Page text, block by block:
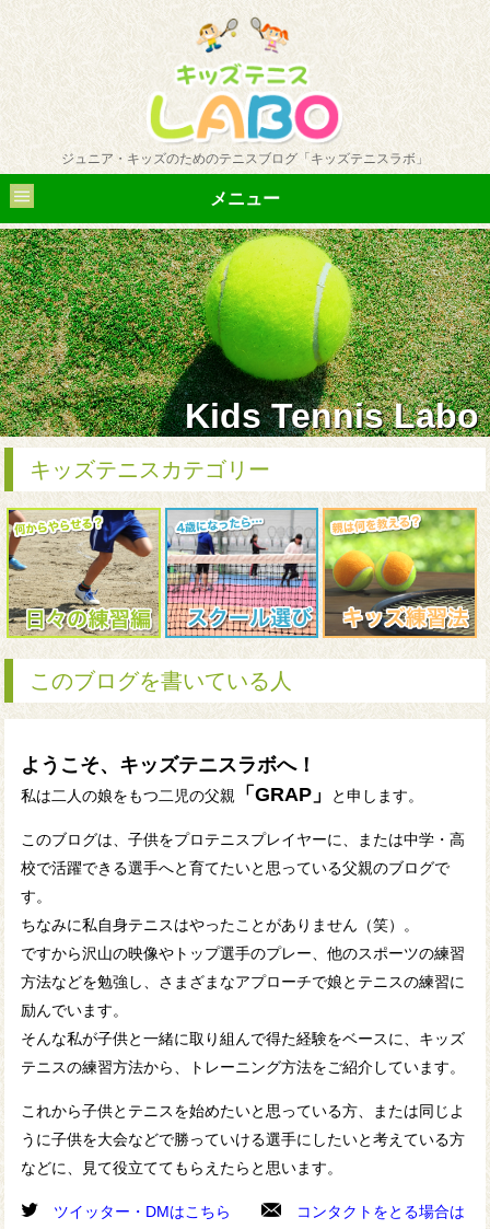
ジュニア・キッズのためのテニスブログ「キッズテニスラボ」
メニュー
Kids Tennis Labo
キッズテニスカテゴリー
このブログを書いている人
ようこそ、キッズテニスラボへ！
私は二人の娘をもつ二児の父親 「GRAP」 と申します。
このブログは、子供をプロテニスプレイヤーに、または中学・高
校で活躍できる選手へと育てたいと思っている父親のブログで
す。
ちなみに私自身テニスはやったことがありません（笑）。
ですから沢山の映像やトップ選手のプレー、他のスポーツの練習
方法などを勉強し、さまざまなアプローチで娘とテニスの練習に
励んでいます。
そんな私が子供と一緒に取り組んで得た経験をベースに、キッズ
テニスの練習方法から、トレーニング方法をご紹介しています。
これから子供とテニスを始めたいと思っている方、または同じよ
うに子供を大会などで勝っていける選手にしたいと考えている方
などに、見て役立ててもらえたらと思います。
ツイッター・DMはこちら
コンタクトをとる場合は